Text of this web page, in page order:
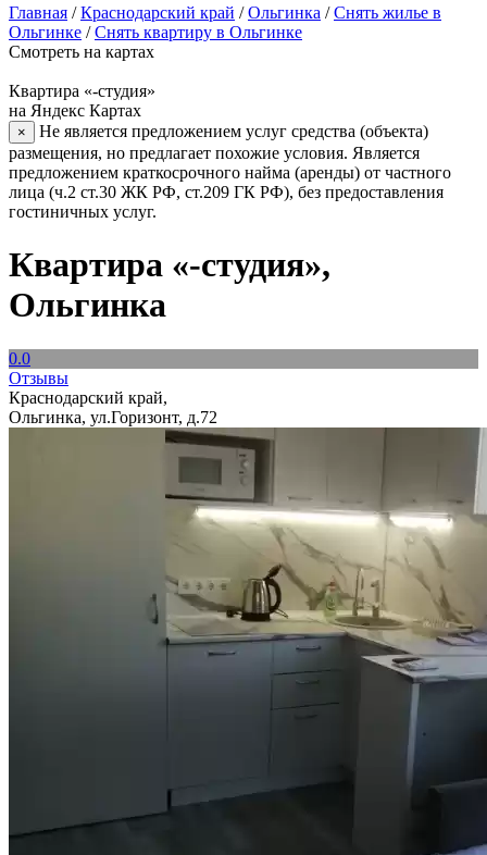
Главная /Краснодарский край /Ольгинка /Снять жилье в
Ольгинке /Снять квартиру в Ольгинке
Смотреть на картах
Квартира «-студия»
на Яндекс Картах
×
Не является предложением услуг средства (объекта)
размещения, но предлагает похожие условия. Является
предложением краткосрочного найма (аренды) от частного
лица (ч.2 ст.30 ЖК РФ, ст.209 ГК РФ), без предоставления
гостиничных услуг.
Квартира «-студия»,
Ольгинка
0.0
Отзывы
Краснодарский край,
Ольгинка, ул.Горизонт, д.72